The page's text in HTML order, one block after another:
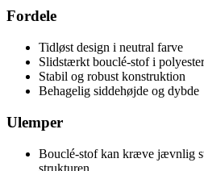
Fordele
Tidløst design i neutral farve
Slidstærkt bouclé-stof i polyester
Stabil og robust konstruktion
Behagelig siddehøjde og dybde
Ulemper
Bouclé-stof kan kræve jævnlig
strukturen